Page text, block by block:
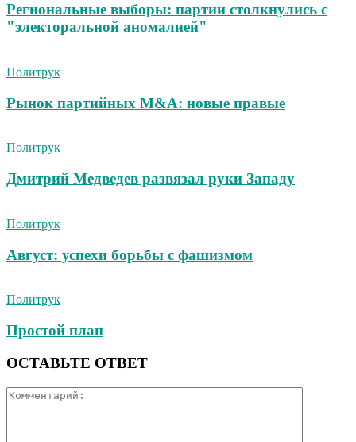
Региональные выборы: партии столкнулись с
"электоральной аномалией"
Политрук
Рынок партийных M&A: новые правые
Политрук
Дмитрий Медведев развязал руки Западу
Политрук
Август: успехи борьбы с фашизмом
Политрук
Простой план
ОСТАВЬТЕ ОТВЕТ